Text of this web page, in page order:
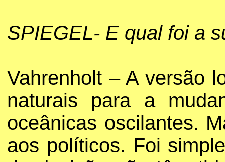
SPIEGEL- E qual foi a
Vahrenholt – A versão
naturais para a
oceânicas oscilantes.
aos políticos. Foi